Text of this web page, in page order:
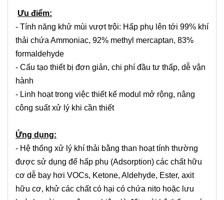
Ưu điểm:
- Tính năng khử mùi vượt trội: Hấp phụ lên tới 99% khí
thải chứa Ammoniac, 92% methyl mercaptan, 83%
formaldehyde
- Cấu tạo thiết bị đơn giản, chi phí đầu tư thấp, dễ vận
hành
- Linh hoạt trong việc thiết kế modul mở rộng, nâng
công suất xử lý khi cần thiết
Ứng dụng:
- Hệ thống xử lý khí thải bằng than hoạt tính thường
được sử dụng để hấp phụ (Adsorption) các chất hữu
cơ dễ bay hơi VOCs, Ketone, Aldehyde, Ester, axit
hữu cơ, khử các chất có hại có chứa nito hoặc lưu